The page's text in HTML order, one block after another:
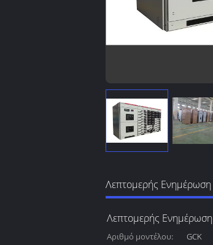
Λεπτομερής Ενημέρωση
Λεπτομερής Ενημέρωση
Αριθμό μοντέλου: GCK